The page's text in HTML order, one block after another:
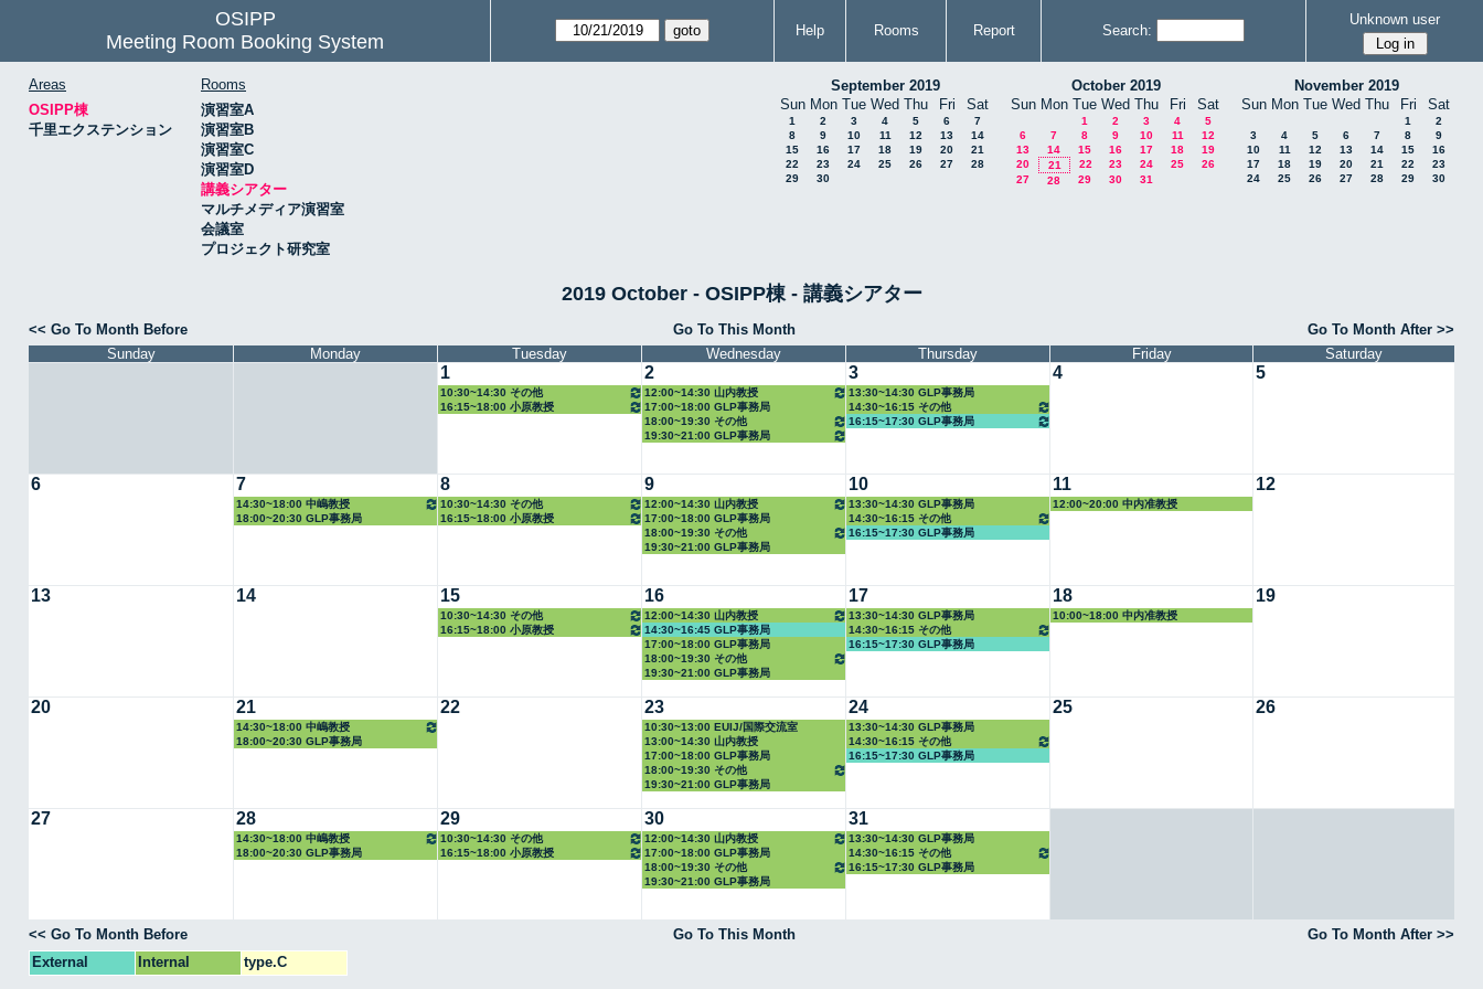
OSIPP
Meeting Room Booking System
Help Rooms Report Search:
Unknown user
Areas
OSIPP棟
千里エクステンション
Rooms
演習室A
演習室B
演習室C
演習室D
講義シアター
マルチメディア演習室
会議室
プロジェクト研究室
September 2019
Sun Mon Tue Wed Thu Fri Sat
1 2 3 4 5 6
7
8
9 10 11 12 13
14
15
16 17 18 19 20
21
22
23 24 25 26 27
28
29
30
October 2019
Sun Mon Tue Wed Thu Fri Sat
1 2 3 4
5
6
7 8 9 10 11
12
13
14 15 16 17 18
19
20
21 22 23 24 25
26
27
28 29 30 31
November 2019
Sun Mon Tue Wed Thu Fri Sat
1
2
3
4 5 6 7 8
9
10
11 12 13 14 15
16
17
18 19 20 21 22
23
24
25 26 27 28 29 30
2019 October - OSIPP棟 - 講義シアター
<< Go To Month Before Go To This Month
Go To Month After >>
Sunday
Monday Tuesday Wednesday Thursday Friday Saturday
1
10:30~14:30 その他
16:15~18:00 小原教授
2
12:00~14:30 山内教授
17:00~18:00 GLP事務局
18:00~19:30 その他
19:30~21:00 GLP事務局
3
13:30~14:30 GLP事務局
14:30~16:15 その他
16:15~17:30 GLP事務局
4 5
6 7
14:30~18:00 中嶋教授
18:00~20:30 GLP事務局
8
10:30~14:30 その他
16:15~18:00 小原教授
9
12:00~14:30 山内教授
17:00~18:00 GLP事務局
18:00~19:30 その他
19:30~21:00 GLP事務局
10
13:30~14:30 GLP事務局
14:30~16:15 その他
16:15~17:30 GLP事務局
11
12:00~20:00 中内准教授
12
13 14 15
10:30~14:30 その他
16:15~18:00 小原教授
16
12:00~14:30 山内教授
14:30~16:45 GLP事務局
17:00~18:00 GLP事務局
18:00~19:30 その他
19:30~21:00 GLP事務局
17
13:30~14:30 GLP事務局
14:30~16:15 その他
16:15~17:30 GLP事務局
18
10:00~18:00 中内准教授
19
20 21
14:30~18:00 中嶋教授
18:00~20:30 GLP事務局
22 23
10:30~13:00 EUIJ/国際交流室
13:00~14:30 山内教授
17:00~18:00 GLP事務局
18:00~19:30 その他
19:30~21:00 GLP事務局
24
13:30~14:30 GLP事務局
14:30~16:15 その他
16:15~17:30 GLP事務局
25 26
27 28
14:30~18:00 中嶋教授
18:00~20:30 GLP事務局
29
10:30~14:30 その他
16:15~18:00 小原教授
30
12:00~14:30 山内教授
17:00~18:00 GLP事務局
18:00~19:30 その他
19:30~21:00 GLP事務局
31
13:30~14:30 GLP事務局
14:30~16:15 その他
16:15~17:30 GLP事務局
<< Go To Month Before Go To This Month
Go To Month After >>
External
Internal type.C